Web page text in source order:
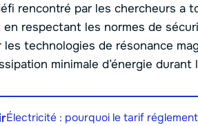
rencontré par les chercheurs a
en respectant les normes de
technologies de résonance
minimale d’énergie durant
Électricité : pourquoi le tarif